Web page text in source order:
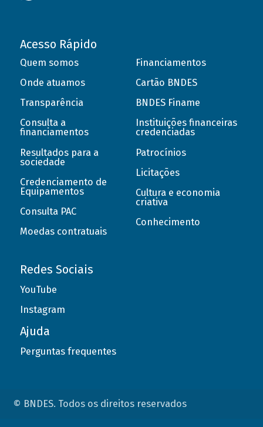
Acesso Rápido
Quem somos
Onde atuamos
Transparência
Consulta a
financiamentos
Resultados para a
sociedade
Credenciamento de
Equipamentos
Consulta PAC
Moedas contratuais
Financiamentos
Cartão BNDES
BNDES Finame
Instituições financeiras
credenciadas
Patrocínios
Licitações
Cultura e economia
criativa
Conhecimento
Redes Sociais
YouTube
Instagram
Ajuda
Perguntas frequentes
© BNDES. Todos os direitos reservados